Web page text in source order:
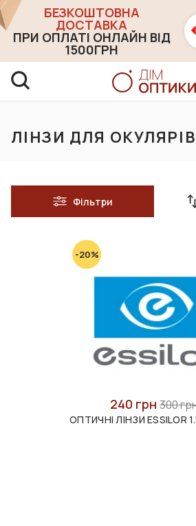
БЕЗКОШТОВНА
ДОСТАВКА
ПРИ ОПЛАТІ ОНЛАЙН ВІД
1500ГРН
ЛІНЗИ ДЛЯ ОКУЛЯРІВ
Фільтри
-20%
240 грн 300
ОПТИЧНІ ЛІНЗИ ESSILOR